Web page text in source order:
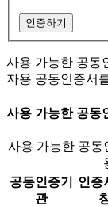
인증하기
사용 가능한 공동
자용 공동인증서
사용 가능한 공동
사용 가능한 공동
공동인증기
관
인증